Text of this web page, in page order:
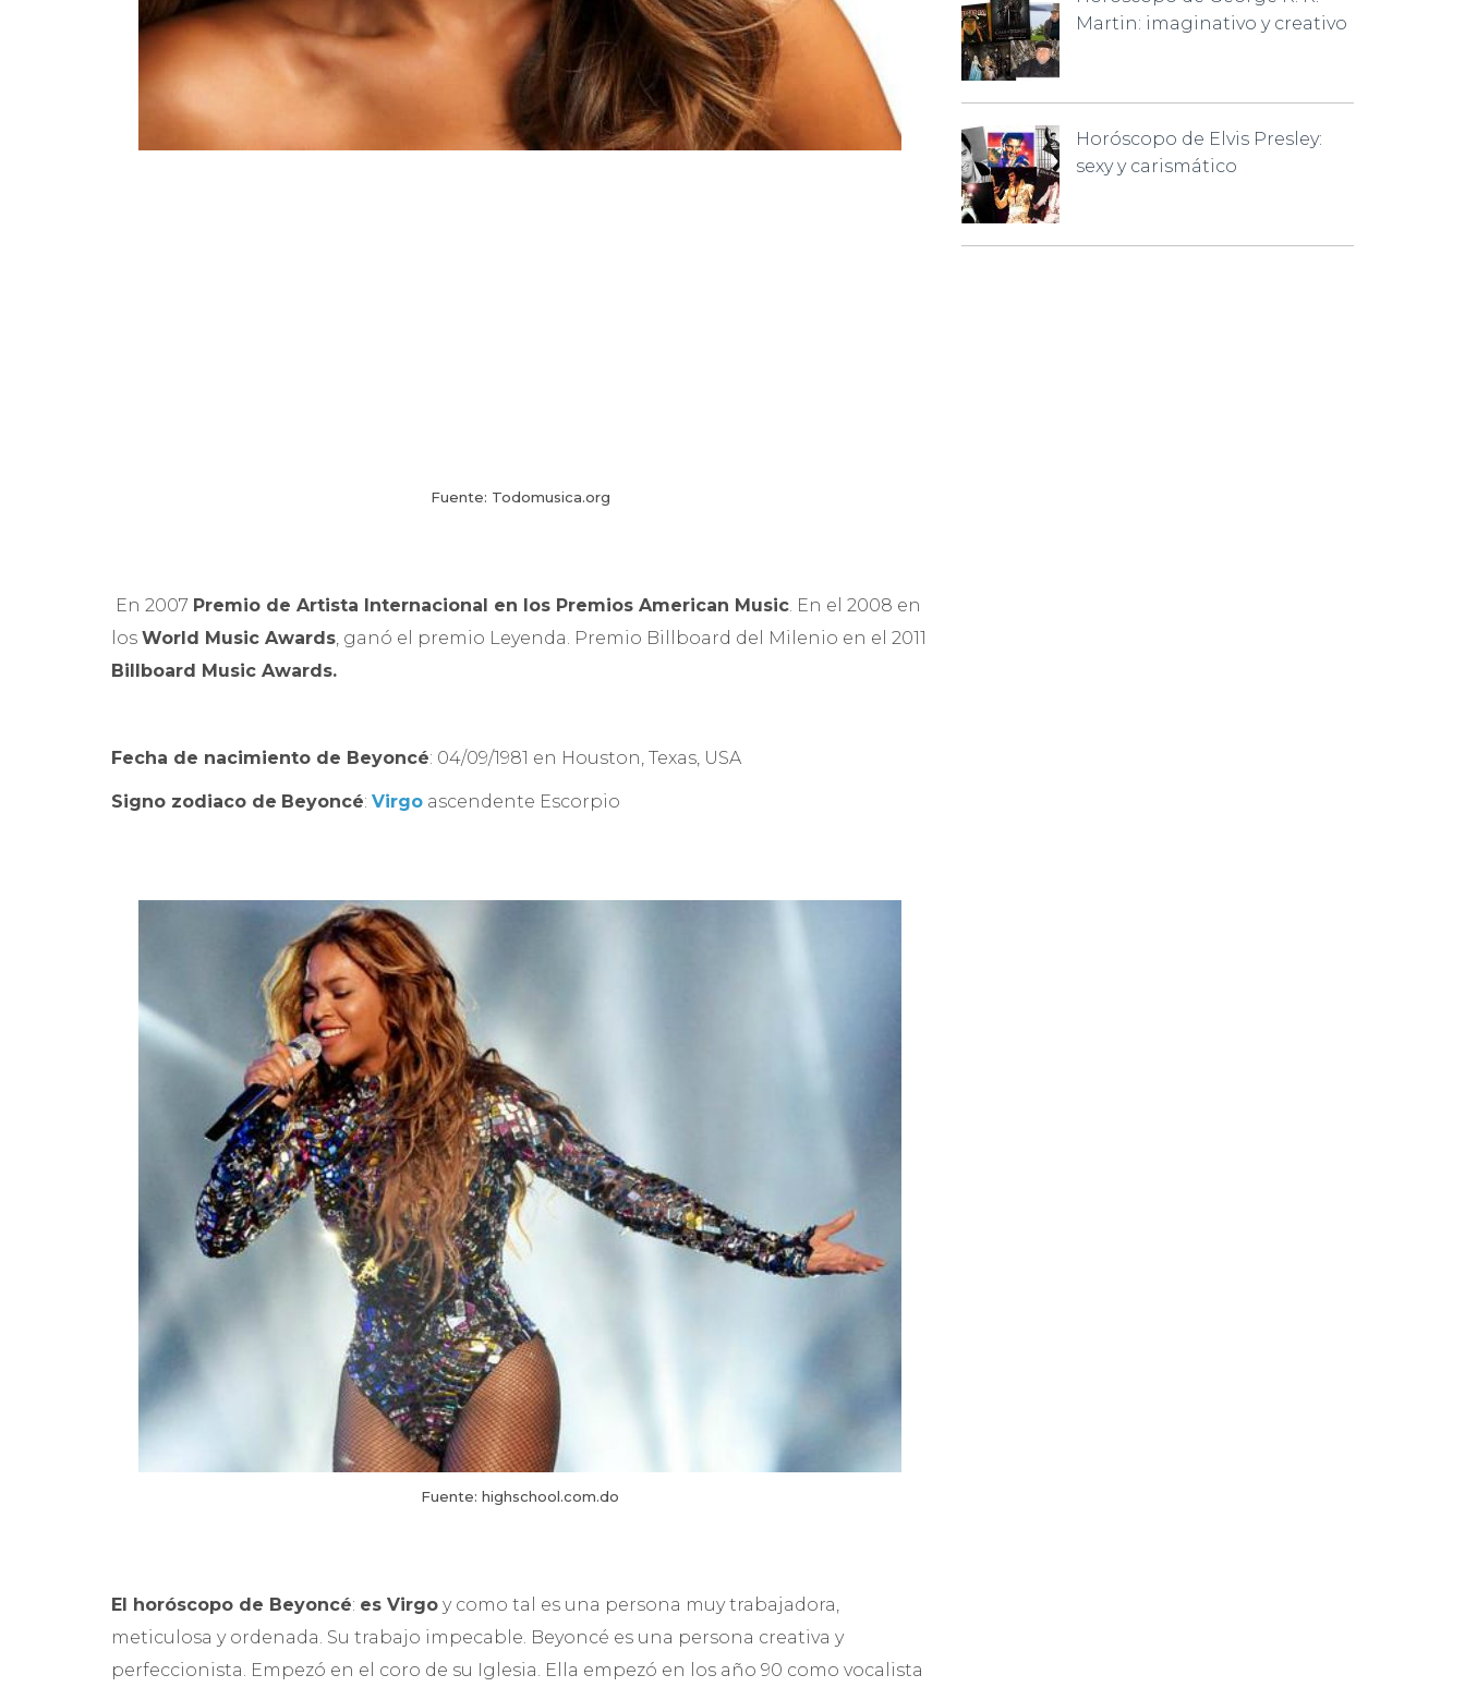
Fuente: Todomusica.org
En 2007 Premio de Artista Internacional en los Premios American Music. En el 2008 en
los World Music Awards, ganó el premio Leyenda. Premio Billboard del Milenio en el 2011
Billboard Music Awards.
Fecha de nacimiento de Beyoncé: 04/09/1981 en Houston, Texas, USA
Signo zodiaco de Beyoncé: Virgo ascendente Escorpio
Fuente: highschool.com.do
El horóscopo de Beyoncé: es Virgo y como tal es una persona muy trabajadora,
meticulosa y ordenada. Su trabajo impecable. Beyoncé es una persona creativa y
perfeccionista. Empezó en el coro de su Iglesia. Ella empezó en los año 90 como vocalista
Martin: imaginativo y creativo
Horóscopo de Elvis Presley:
sexy y carismático